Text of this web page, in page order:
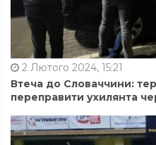
2 Лютого 2024, 15:21
Втеча до Словаччини:
переправити ухилянта